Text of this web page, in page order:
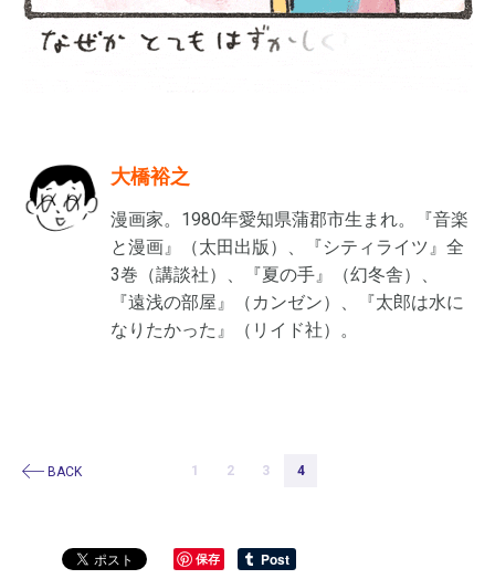
大橋裕之
漫画家。1980年愛知県蒲郡市生まれ。『音楽
と漫画』（太田出版）、『シティライツ』全
3巻（講談社）、『夏の手』（幻冬舎）、
『遠浅の部屋』（カンゼン）、『太郎は水に
なりたかった』（リイド社）。
BACK 1 2 3 4
保存